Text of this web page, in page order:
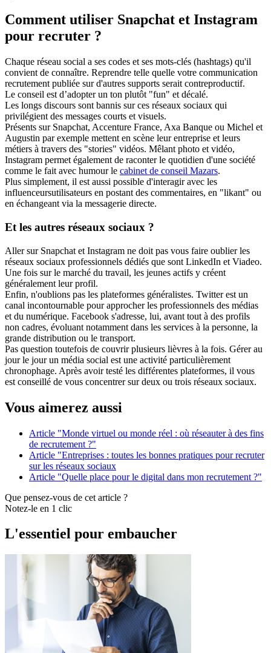
Comment utiliser Snapchat et Instagram
pour recruter ?
Chaque réseau social a ses codes et ses mots-clés (hashtags) qu'il
convient de connaître. Reprendre telle quelle votre communication
recrutement publiée sur d'autres supports serait contreproductif.
Le conseil est d’adopter un ton plutôt "fun" et décalé.
Les longs discours sont bannis sur ces réseaux sociaux qui
privilégient des messages courts et visuels.
Présents sur Snapchat, Accenture France, Axa Banque ou Michel et
Augustin par exemple mettent en scène leur entreprise et leurs
métiers à travers des "stories" vidéos. Mêlant photo et vidéo,
Instagram permet également de raconter le quotidien d'une société
comme le fait avec humour le cabinet de conseil Mazars.
Plus simplement, il est aussi possible d'interagir avec les
influenceursutilisateurs en postant des commentaires, en "likant" ou
en échangeant via la messagerie directe.
Et les autres réseaux sociaux ?
Aller sur Snapchat et Instagram ne doit pas vous faire oublier les
réseaux sociaux professionnels dédiés que sont LinkedIn et Viadeo.
Une fois sur le marché du travail, les jeunes actifs y créent
généralement leur profil.
Enfin, n'oublions pas les plateformes généralistes. Twitter est un
canal incontournable pour approcher les professionnels des médias
et du numérique. Facebook s'adresse, lui, avant tout à des profils
non cadres, évoluant notamment dans les services à la personne, la
grande distribution ou le transport.
Pas question toutefois de couvrir plusieurs lièvres à la fois. Gérer au
jour le jour un média social est une activité particulièrement
chronophage. Après avoir testé les différentes plateformes, il vous
est conseillé de vous concentrer sur deux ou trois réseaux sociaux.
Vous aimerez aussi
Article "Monde virtuel ou monde réel : où réseauter à des fins
de recrutement ?"
Article "Entreprises : toutes les bonnes pratiques pour recruter
sur les réseaux sociaux
Article "Quelle place pour le digital dans mon recrutement ?"
Que pensez-vous de cet article ?
Notez-le en 1 clic
L'essentiel pour embaucher